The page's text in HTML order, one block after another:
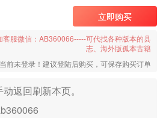
立即购买
客服微信：AB360066-----可代找各种版本的县
志、海外版孤本古籍
前未登录！建议登陆后购买，可保存购买订单
返回刷新本页。